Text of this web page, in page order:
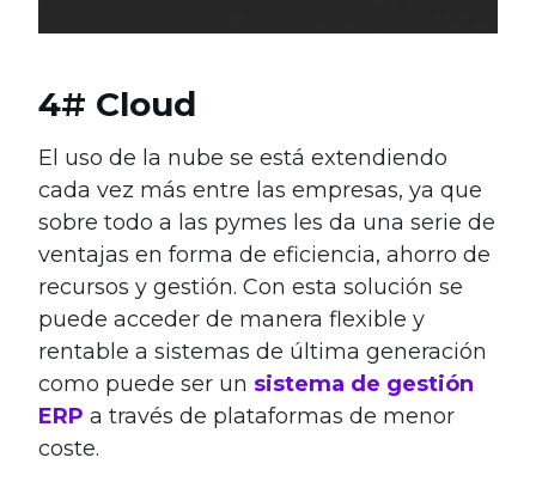
4# Cloud
El uso de la nube se está extendiendo
cada vez más entre las empresas, ya que
sobre todo a las pymes les da una serie de
ventajas en forma de eficiencia, ahorro de
recursos y gestión. Con esta solución se
puede acceder de manera flexible y
rentable a sistemas de última generación
como puede ser un sistema de gestión
ERP a través de plataformas de menor
coste.